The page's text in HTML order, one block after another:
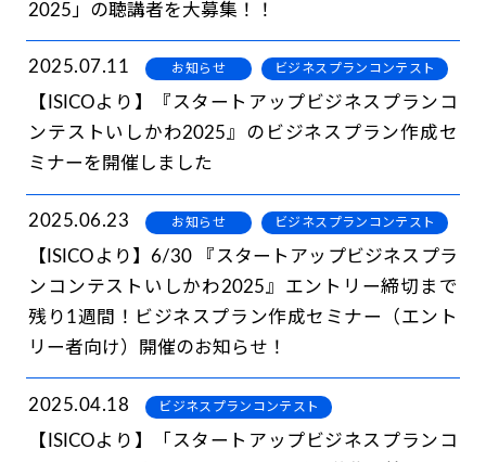
2025」の聴講者を大募集！！
2025.07.11 お知らせ ビジネスプランコンテスト
【ISICOより】『スタートアップビジネスプランコ
ンテストいしかわ2025』のビジネスプラン作成セ
ミナーを開催しました
2025.06.23 お知らせ ビジネスプランコンテスト
【ISICOより】6/30 『スタートアップビジネスプラ
ンコンテストいしかわ2025』エントリー締切まで
残り1週間！ビジネスプラン作成セミナー（エント
リー者向け）開催のお知らせ！
2025.04.18 ビジネスプランコンテスト
【ISICOより】「スタートアップビジネスプランコ